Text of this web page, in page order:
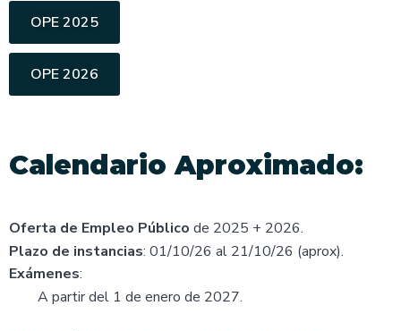
OPE 2025
OPE 2026
Calendario Aproximado:
Oferta de Empleo Público de 2025 + 2026.
Plazo de instancias: 01/10/26 al 21/10/26 (aprox).
Exámenes:
A partir del 1 de enero de 2027.